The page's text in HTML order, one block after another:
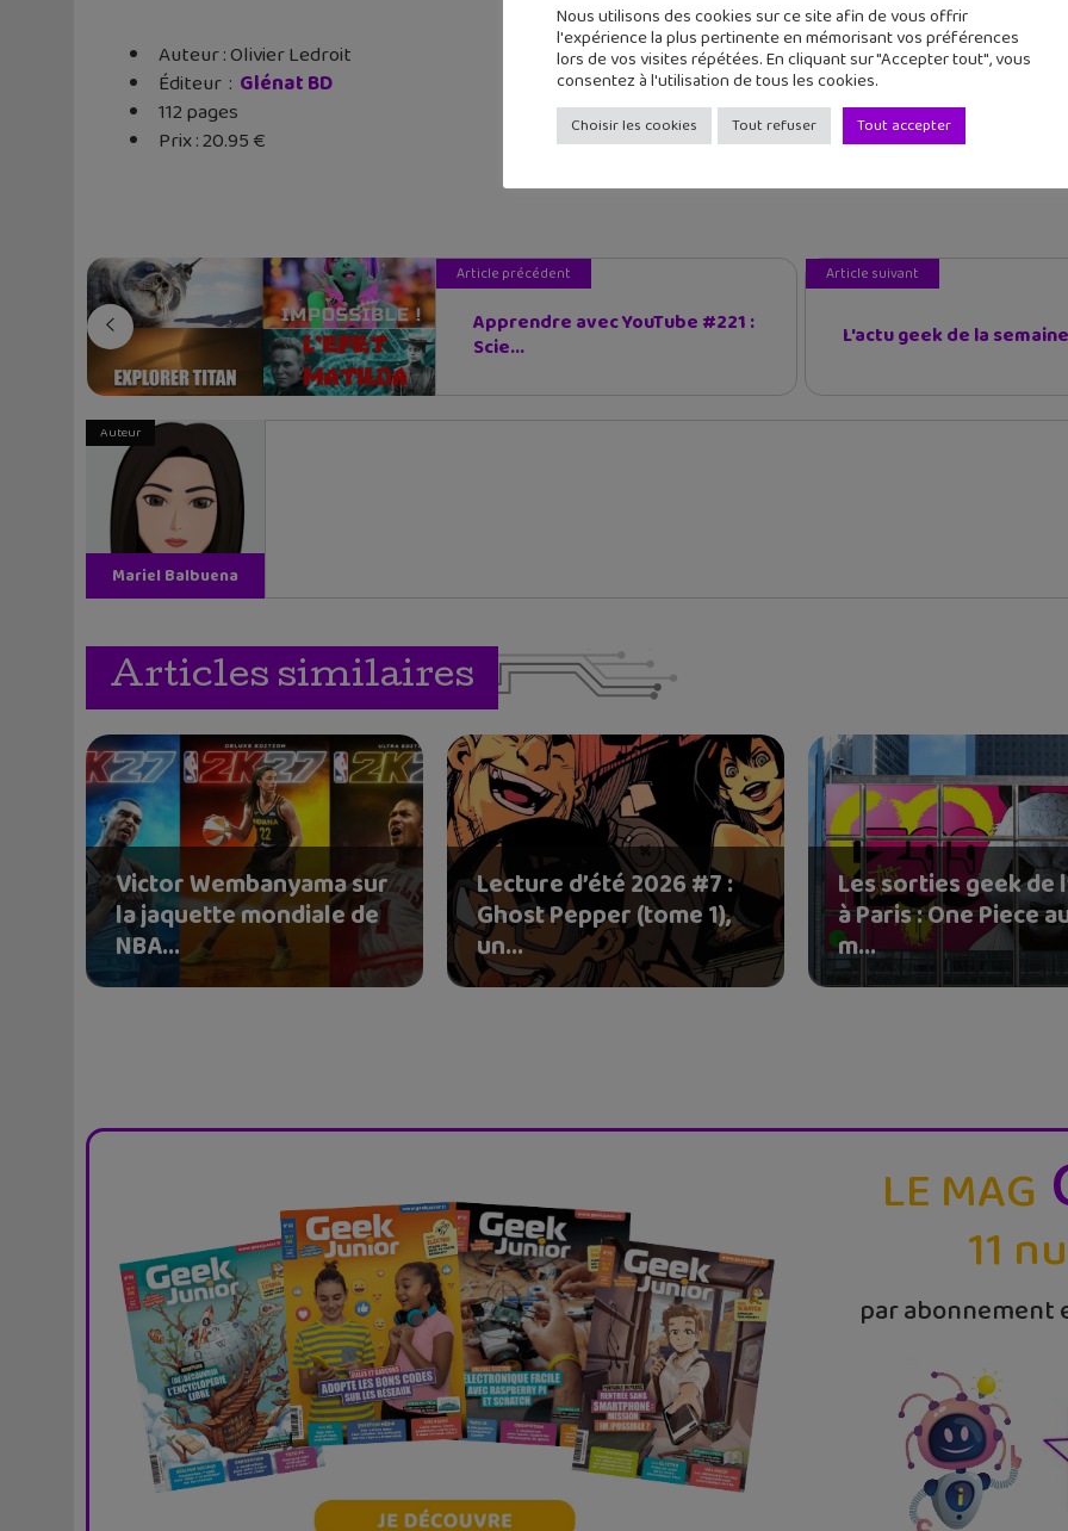
Auteur : Olivier Ledroit
Éditeur ‏ : ‎ Glénat BD
112 pages
Prix : 20.95 €
Article précédent
Apprendre avec YouTube #221 :
Scie...
Article suivant
L'actu geek de la semaine
Auteur
Mariel Balbuena
Articles similaires
Victor Wembanyama sur
la jaquette mondiale de
NBA...
Lecture d’été 2026 #7 :
Ghost Pepper (tome 1),
un...
Les sorties geek de
à Paris : One Piece
m...
LE MAG
11
par abonnement
Nous utilisons des cookies sur ce site afin de vous offrir
l'expérience la plus pertinente en mémorisant vos préférences
lors de vos visites répétées. En cliquant sur "Accepter tout", vous
consentez à l'utilisation de tous les cookies.
Choisir les cookies Tout refuser Tout accepter